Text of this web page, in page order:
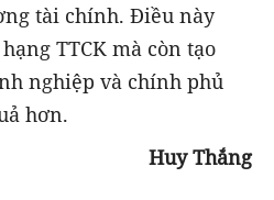
tài chính. Điều này
TTCK mà còn tạo
nghiệp và chính phủ
hơn.
Huy Thắng